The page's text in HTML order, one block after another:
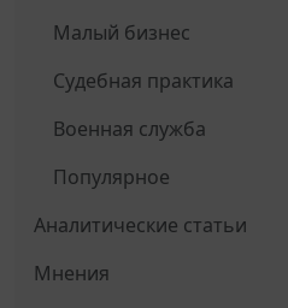
Малый бизнес
Судебная практика
Военная служба
Популярное
Аналитические статьи
Мнения